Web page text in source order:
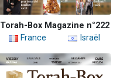
Torah-Box Magazine n°222
France
Israël